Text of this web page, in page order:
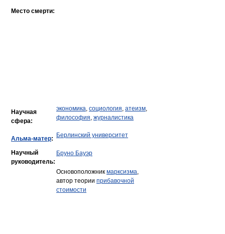
Место смерти:
Научная
сфера:
экономика, социология, атеизм,
философия, журналистика
Альма-матер: Берлинский университет
Научный
руководитель:
Бруно Бауэр
Основоположник марксизма,
автор теории прибавочной
стоимости